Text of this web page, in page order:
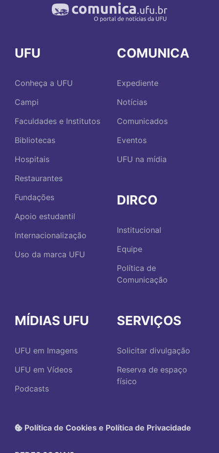
UFU
Conheça a UFU
Campi
Faculdades e Institutos
Bibliotecas
Hospitais
Restaurantes
Fundações
Apoio estudantil
Internacionalização
Uso da marca UFU
COMUNICA
Expediente
Notícias
Comunicados
Eventos
UFU na mídia
DIRCO
Institucional
Equipe
Política de
Comunicação
MÍDIAS UFU
UFU em Imagens
UFU em Vídeos
Podcasts
SERVIÇOS
Solicitar divulgação
Reserva de espaço
físico
Política de Cookies e Política de Privacidade